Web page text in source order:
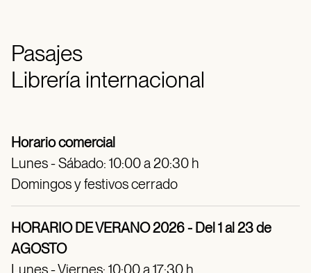
Pasajes
Librería internacional
Horario comercial
Lunes - Sábado: 10:00 a 20:30 h
Domingos y festivos cerrado
HORARIO DE VERANO 2026 - Del 1 al 23 de
AGOSTO
Lunes - Viernes: 10:00 a 17:30 h